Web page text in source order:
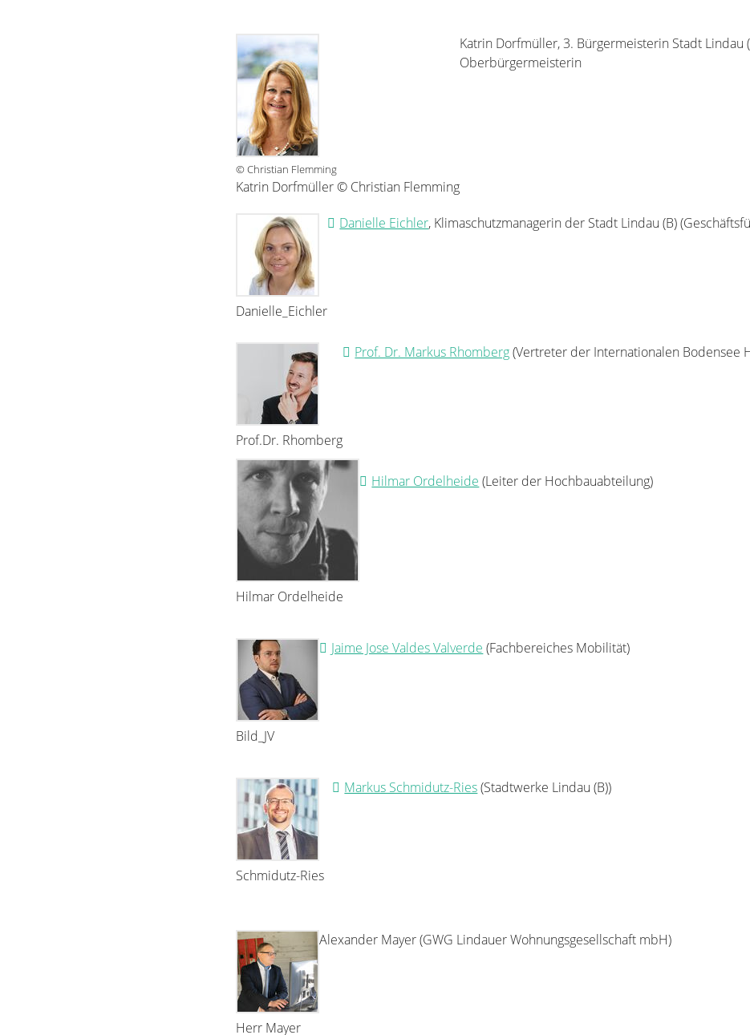
© Christian Flemming
Katrin Dorfmüller © Christian Flemming
Katrin Dorfmüller, 3. Bürgermeisterin Stadt Lindau
Oberbürgermeisterin
Danielle_Eichler
Danielle Eichler, Klimaschutzmanagerin der Stadt Lindau (B)
Prof.Dr. Rhomberg
Prof. Dr. Markus Rhomberg(Vertreter der Internationalen Bodensee
Hilmar Ordelheide
Hilmar Ordelheide (Leiter der Hochbauabteilung)
Bild_JV
Jaime Jose Valdes Valverde (Fachbereiches Mobilität)
Schmidutz-Ries
Markus Schmidutz-Ries(Stadtwerke Lindau (B))
Herr Mayer
Alexander Mayer (GWG Lindauer Wohnungsgesellschaft mbH)